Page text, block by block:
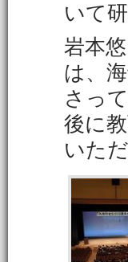
いて
岩本
は、
さっ
後に
いた